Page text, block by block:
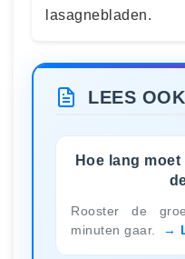
lasagnebladen.
LEES OOK
Hoe lang
Rooster de
minuten gaar.